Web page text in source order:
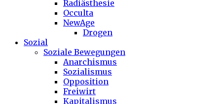
Radiästhesie
Occulta
NewAge
Drogen
Sozial
Soziale Bewegungen
Anarchismus
Sozialismus
Opposition
Freiwirt
Kapitalismus